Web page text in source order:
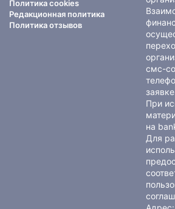
Политика cookies
Редакционная политика
Политика отзывов
смс-
При
на
Для